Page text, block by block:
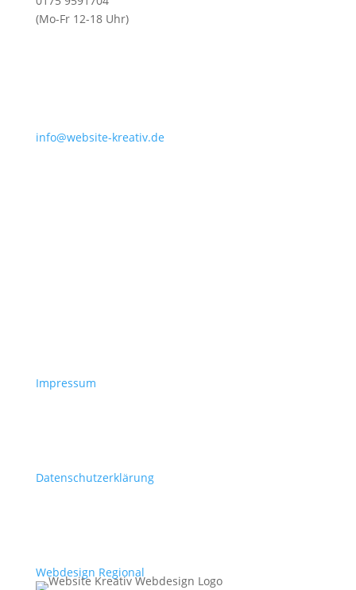
(Mo-Fr 12-18 Uhr)
info@website-kreativ.de
Impressum
Datenschutzerklärung
Webdesign Regional